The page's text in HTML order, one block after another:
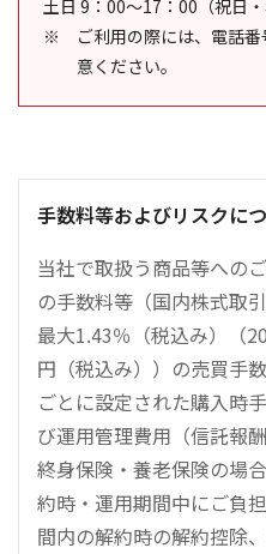
土日 9：00～17：00（祝日・
ご利用の際には、電話
意ください。
手数料等およびリスクに
当社で取扱う商品等への
の手数料等（国内株式取
最大1.43％（税込み）（
円（税込み））の売買手
ごとに設定された購入時
び運用管理費用（信託報
終身保険・養老保険の場
約時・運用期間中にご負
間内の解約時の解約控除